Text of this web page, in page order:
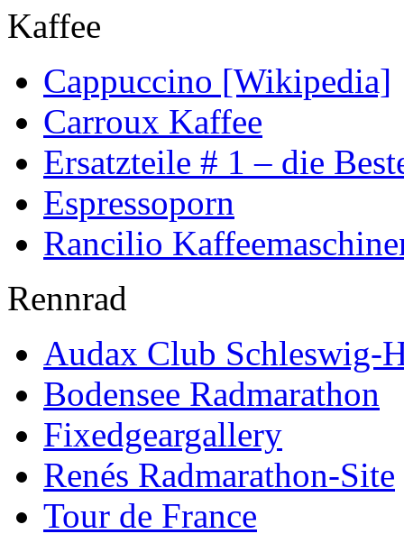
Kaffee
Cappuccino [Wikipedia]
Carroux Kaffee
Ersatzteile # 1 – die
Espressoporn
Rancilio
Rennrad
Audax Club Schleswig-
Bodensee Radmarathon
Fixedgeargallery
Renés Radmarathon-Site
Tour de France